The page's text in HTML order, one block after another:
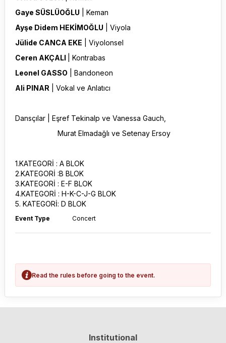
Gaye SÜSLÜOĞLU | Keman
Ayşe Didem HEKİMOĞLU | Viyola
Jülide CANCA EKE | Viyolonsel
Ceren AKÇALI
| Kontrabas
Leonel GASSO | Bandoneon
Ali PINAR | Vokal ve Anlatıcı
Dansçılar | Eşref Tekinalp ve Vanessa Gauch,
Murat Elmadağlı ve Setenay Ersoy
1.KATEGORİ : A BLOK
2.KATEGORİ :B BLOK
3.KATEGORİ : E-F BLOK
4.KATEGORİ : H-K-C-J-G BLOK
5. KATEGORİ: D BLOK
Event Type Concert
Read the rules before going to the event.
Institutional